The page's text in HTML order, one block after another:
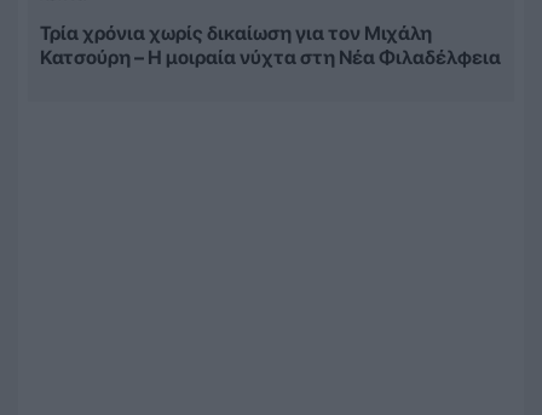
Τρία χρόνια χωρίς δικαίωση για τον Μιχάλη
Κατσούρη – Η μοιραία νύχτα στη Νέα Φιλαδέλφεια